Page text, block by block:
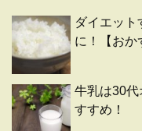
ダイエット
に！【おか
牛乳は30
すすめ！